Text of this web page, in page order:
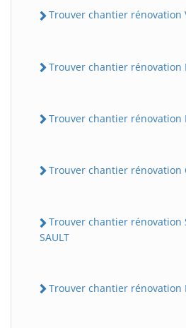
Trouver chantier rénovation
Trouver chantier rénovation
Trouver chantier rénovation
Trouver chantier rénovation
Trouver chantier rénovation
SAULT
Trouver chantier rénovation